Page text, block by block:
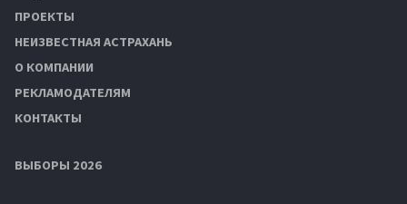
ПРОЕКТЫ
НЕИЗВЕСТНАЯ АСТРАХАНЬ
О КОМПАНИИ
РЕКЛАМОДАТЕЛЯМ
КОНТАКТЫ
ВЫБОРЫ 2026